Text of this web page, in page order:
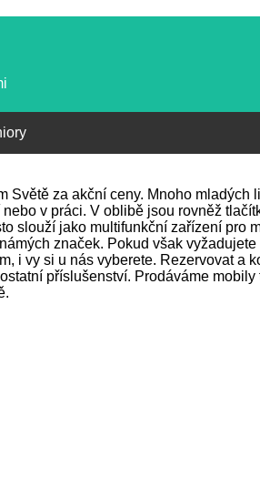
Světě za akční ceny. Mnoho mladých
v práci. V oblibě jsou rovněž
slouží jako multifunkční zařízení pro
značek. Pokud však
i vy si u nás vyberete. Rezervovat a
příslušenství. Prodáváme mobily